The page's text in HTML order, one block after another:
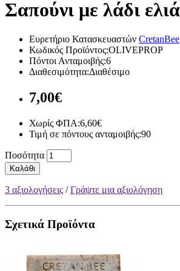
Σαπούνι με λάδι
Ευρετήριο Κατασκευαστών CretanBee
Κωδικός Προϊόντος:OLIVEPROP
Πόντοι Ανταμοιβής:6
Διαθεσιμότητα:Διαθέσιμο
7,00€
Χωρίς ΦΠΑ:6,60€
Τιμή σε πόντους ανταμοιβής:90
Ποσότητα
Καλάθι
3 αξιολογήσεις /Γράψτε μια αξιολόγηση
Σχετικά Προϊόντα